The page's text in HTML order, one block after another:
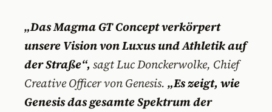
„Das Magma GT Concept verkörpert
unsere Vision von Luxus und Athletik auf
der Straße“,sagt Luc Donckerwolke, Chief
Creative Officer von Genesis. „Es zeigt, wie
Genesis das gesamte Spektrum der